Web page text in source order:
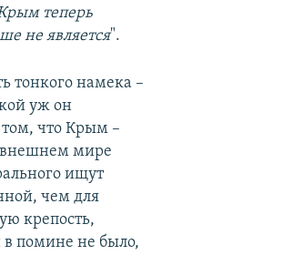
теперь
не является".
тонкого намека –
уж он
что Крым –
внешнем мире
ищут
чем для
крепость,
в помине не было,